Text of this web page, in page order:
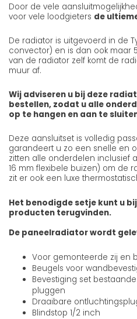
Door de vele
voor vele loodgieters de
De radiator is uitgevoerd in de
convector) en is dan ook maar
van de radiator zelf komt de
muur af.
Wij adviseren u bij deze
bestellen, zodat u alle
op te hangen en aan te
Deze aansluitset is volledig
garandeert u zo een snelle en
zitten alle onderdelen inclusief
16 mm flexibele buizen) om de
zit er ook een luxe
Het benodigde setje kunt u
producten terugvinden.
De paneelradiator wordt
Voor gemonteerde zij en
Beugels voor
Bevestiging set
pluggen
Draaibare
Blindstop 1/2 inch